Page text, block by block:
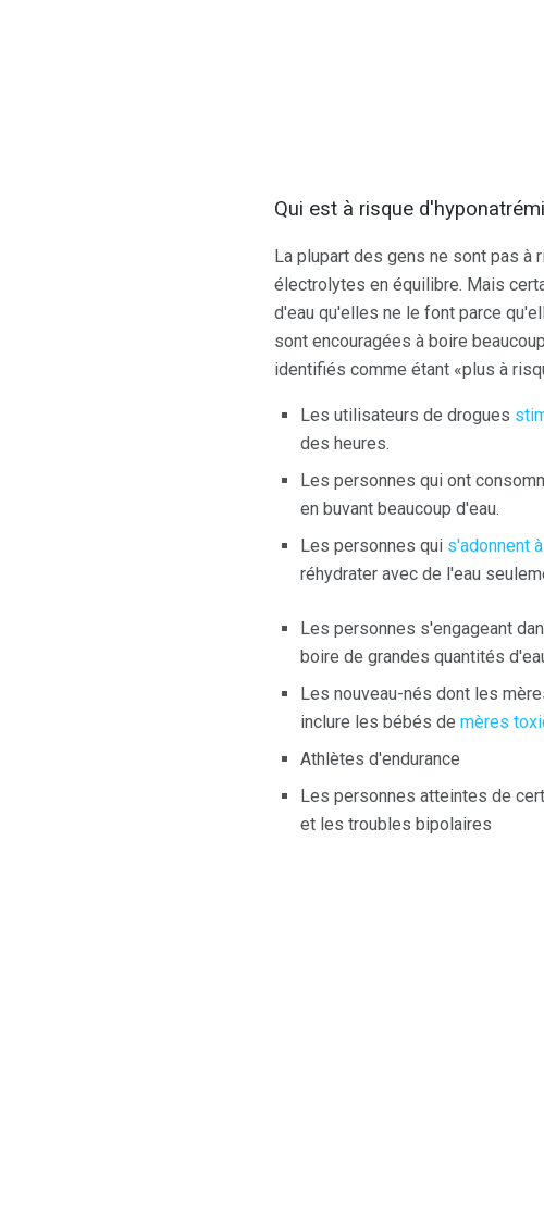
Qui est à risque
La plupart des gens ne sont pas
électrolytes en équilibre. Mais
d'eau qu'elles ne le font parce
sont encouragées à boire
identifiés comme étant «plus à
Les utilisateurs de drogues
des heures.
Les personnes qui ont
en buvant beaucoup d'eau.
Les personnes qui s'adonnent
réhydrater avec de l'eau
Les personnes s'engageant
boire de grandes quantités
Les nouveau-nés dont les
inclure les bébés de mères
Athlètes d'endurance
Les personnes atteintes de
et les troubles bipolaires